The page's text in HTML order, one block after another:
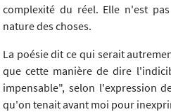
complexité du réel. Elle n'est
nature des choses.
La poésie dit ce qui serait
que cette manière de dire
impensable", selon l'expression
qu'on tenait avant moi pour